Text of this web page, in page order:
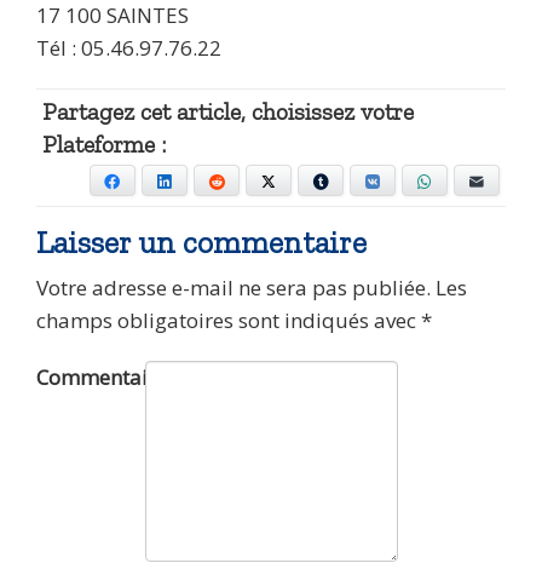
17 100 SAINTES
Tél : 05.46.97.76.22
Partagez cet article, choisissez votre
Plateforme :
Facebook LinkedIn Reddit Tumblr VKontakte WhatsApp
Laisser un commentaire
Votre adresse e-mail ne sera pas publiée. Les
champs obligatoires sont indiqués avec*
Commentaire